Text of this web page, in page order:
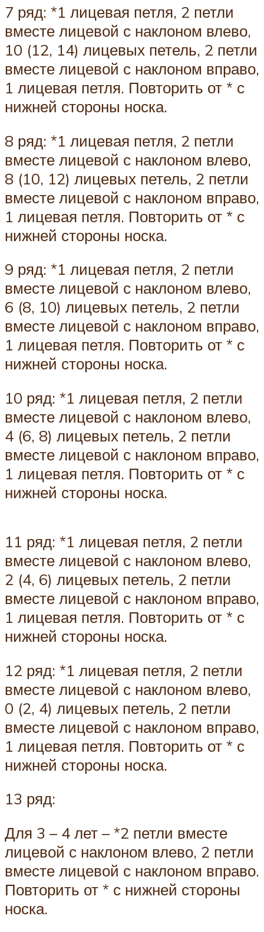
7 ряд: *1 лицевая петля, 2 петли
вместе лицевой с наклоном влево,
10 (12, 14) лицевых петель, 2 петли
вместе лицевой с наклоном вправо,
1 лицевая петля. Повторить от * с
нижней стороны носка.
8 ряд: *1 лицевая петля, 2 петли
вместе лицевой с наклоном влево,
8 (10, 12) лицевых петель, 2 петли
вместе лицевой с наклоном вправо,
1 лицевая петля. Повторить от * с
нижней стороны носка.
9 ряд: *1 лицевая петля, 2 петли
вместе лицевой с наклоном влево,
6 (8, 10) лицевых петель, 2 петли
вместе лицевой с наклоном вправо,
1 лицевая петля. Повторить от * с
нижней стороны носка.
10 ряд: *1 лицевая петля, 2 петли
вместе лицевой с наклоном влево,
4 (6, 8) лицевых петель, 2 петли
вместе лицевой с наклоном вправо,
1 лицевая петля. Повторить от * с
нижней стороны носка.
11 ряд: *1 лицевая петля, 2 петли
вместе лицевой с наклоном влево,
2 (4, 6) лицевых петель, 2 петли
вместе лицевой с наклоном вправо,
1 лицевая петля. Повторить от * с
нижней стороны носка.
12 ряд: *1 лицевая петля, 2 петли
вместе лицевой с наклоном влево,
0 (2, 4) лицевых петель, 2 петли
вместе лицевой с наклоном вправо,
1 лицевая петля. Повторить от * с
нижней стороны носка.
13 ряд:
Для 3 – 4 лет – *2 петли вместе
лицевой с наклоном влево, 2 петли
вместе лицевой с наклоном вправо.
Повторить от * с нижней стороны
носка.